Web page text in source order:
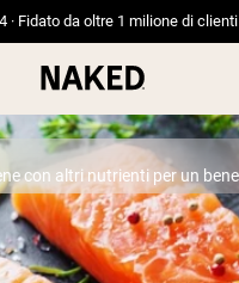
· Fidato da oltre 1 milione di clienti